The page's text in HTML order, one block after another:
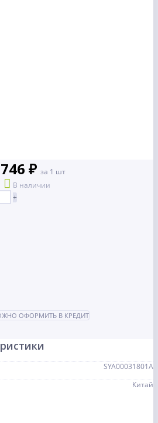
₽ за 1 шт
В наличии
+
ОФОРМИТЬ В КРЕДИТ
SYA00031801A
Китай